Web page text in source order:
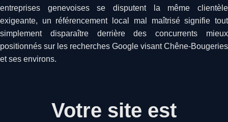
entreprises genevoises se disputent la même clientèle
exigeante, un référencement local mal maîtrisé signifie tout
simplement disparaître derrière des concurrents mieux
positionnés sur les recherches Google visant Chêne-Bougeries
et ses environs.
Votre site est